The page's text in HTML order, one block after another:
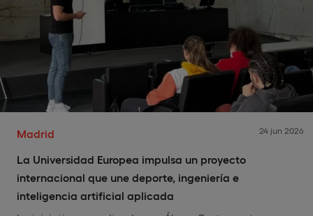
Madrid
La Universidad Europea impulsa un proyecto
internacional que une deporte, ingeniería e
inteligencia artificial aplicada
24 jun 2026